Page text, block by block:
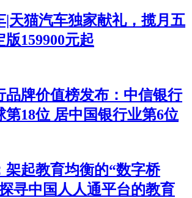
|天猫汽车独家献礼，揽月五
版159900元起
品牌价值榜发布：中信银行
第18位 居中国银行业第6位
架起教育均衡的“数字桥
寻中国人人通平台的教育